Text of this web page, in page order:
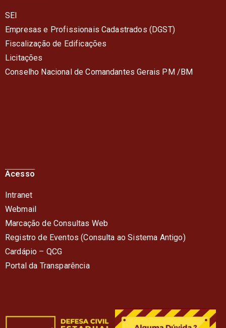
SEI
Empresas e Profissionais Cadastrados (DGST)
Fiscalização de Edificações
Licitações
Conselho Nacional de Comandantes Gerais PM /BM
Acesso
Intranet
Webmail
Marcação de Consultas Web
Registro de Eventos (Consulta ao Sistema Antigo)
Cardápio – QCG
Portal da Transparência